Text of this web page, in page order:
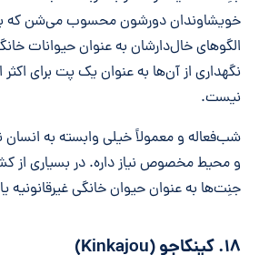
خویشاوندان دورشون محسوب می‌شن که به
الگوهای خال‌دارشان به عنوان حیوانات
نگهداری از آن‌ها به عنوان یک پت برای اکثر
نیست.
شب‌فعاله و معمولاً خیلی وابسته به
و محیط مخصوص نیاز داره. در بسیاری از
جنِت‌ها به عنوان حیوان خانگی غیرقانونیه
۱۸. کینکاجو (Kinkajou)